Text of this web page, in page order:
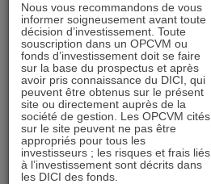
Nous vous recommandons de vous
informer soigneusement avant toute
décision d’investissement. Toute
souscription dans un OPCVM ou
fonds d’investissement doit se faire
sur la base du prospectus et après
avoir pris connaissance du DICI, qui
peuvent être obtenus sur le présent
site ou directement auprès de la
société de gestion. Les OPCVM cités
sur le site peuvent ne pas être
appropriés pour tous les
investisseurs ; les risques et frais liés
à l’investissement sont décrits dans
les DICI des fonds.